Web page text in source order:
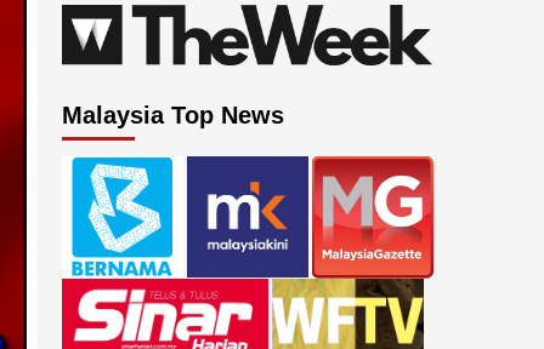
Malaysia Top News